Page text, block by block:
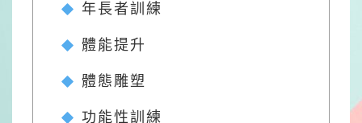
年長者訓練
體能提升
體態雕塑
功能性訓練